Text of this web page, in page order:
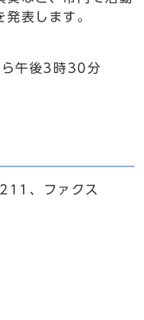
表します。
午後3時30分
、ファクス